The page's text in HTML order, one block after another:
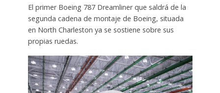
El primer Boeing 787 Dreamliner que saldrá de la
segunda cadena de montaje de Boeing, situada
en North Charleston ya se sostiene sobre sus
propias ruedas.